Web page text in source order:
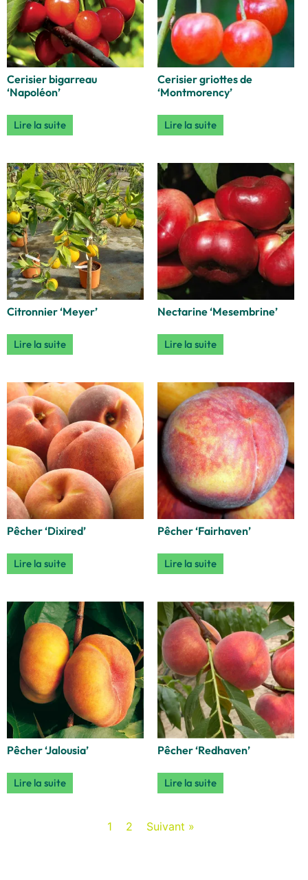
Cerisier bigarreau
‘Napoléon’
Lire la suite
Cerisier griottes de
‘Montmorency’
Lire la suite
Citronnier ‘Meyer’
Lire la suite
Nectarine ‘Mesembrine’
Lire la suite
Pêcher ‘Dixired’
Lire la suite
Pêcher ‘Fairhaven’
Lire la suite
Pêcher ‘Jalousia’
Lire la suite
Pêcher ‘Redhaven’
Lire la suite
1 2 Suivant »